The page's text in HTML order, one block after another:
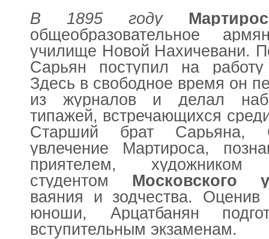
В 1895 году
общеобразовательное
училище Новой Нахичевани.
Сарьян поступил на
Здесь в свободное время он
из журналов и делал
типажей, встречающихся
Старший брат Сарьяна,
увлечение Мартироса,
приятелем,
студентом Московского
ваяния и зодчества. Оценив
юноши, Арцатбанян
вступительным экзаменам.